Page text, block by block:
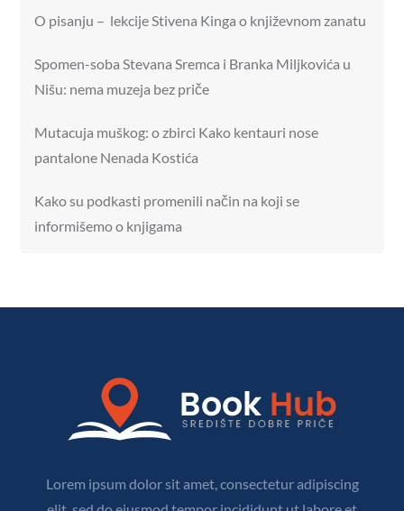
O pisanju – lekcije Stivena Kinga o književnom zanatu
Spomen-soba Stevana Sremca i Branka Miljkovića u
Nišu: nema muzeja bez priče
Mutacuja muškog: o zbirci Kako kentauri nose
pantalone Nenada Kostića
Kako su podkasti promenili način na koji se
informišemo o knjigama
Lorem ipsum dolor sit amet, consectetur adipiscing